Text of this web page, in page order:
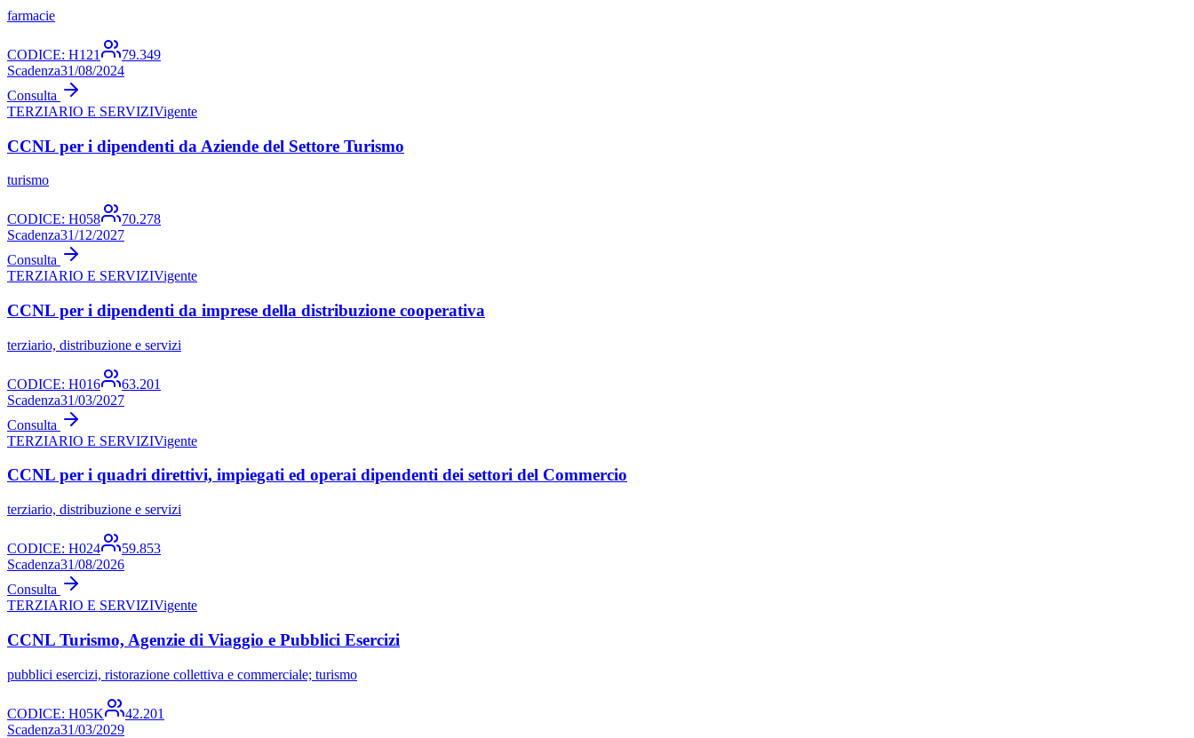
farmacie
CODICE: H121
79.349
Scadenza31/08/2024
Consulta
TERZIARIO E SERVIZIVigente
CCNL per i dipendenti da Aziende del Settore Turismo
turismo
CODICE: H058
70.278
Scadenza31/12/2027
Consulta
TERZIARIO E SERVIZIVigente
CCNL per i dipendenti da imprese della distribuzione cooperativa
terziario, distribuzione e servizi
CODICE: H016
63.201
Scadenza31/03/2027
Consulta
TERZIARIO E SERVIZIVigente
CCNL per i quadri direttivi, impiegati ed operai dipendenti dei settori del Commercio
terziario, distribuzione e servizi
CODICE: H024
59.853
Scadenza31/08/2026
Consulta
TERZIARIO E SERVIZIVigente
CCNL Turismo, Agenzie di Viaggio e Pubblici Esercizi
pubblici esercizi, ristorazione collettiva e commerciale; turismo
CODICE: H05K
42.201
Scadenza31/03/2029